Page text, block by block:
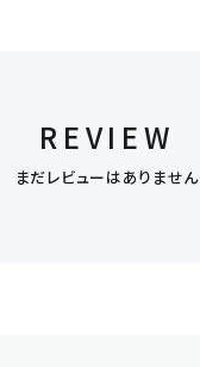
REVIEW
まだレビューはありません